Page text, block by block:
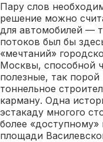
Пару слов
решение можно
для автомобилей —
потоков был бы
«мечтаний»
Москвы, способной
полезные, так
тоннельное
карману. Одна
эстакаду многого
более
площади